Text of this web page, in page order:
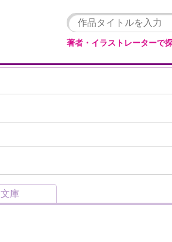
著者・イラストレーターで
文庫